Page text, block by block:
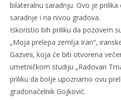
bilateralnu saradnju. Ovo je
saradnje i na nivou gradova.
Iskoristio bih priliku da pozovem
„Moja prelepa zemlja Iran“,
Gazvini, koja će biti otvorena
umetničkom studiju „Radovan
priliku da bolje upoznamo ovu
gradonačelnik Gojković.